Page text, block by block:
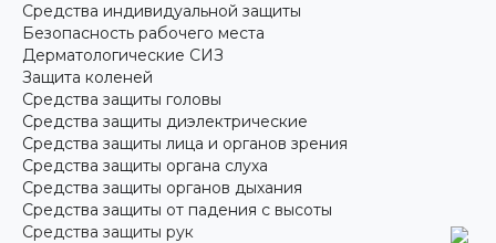
Средства индивидуальной защиты
Безопасность рабочего места
Дерматологические СИЗ
Защита коленей
Средства защиты головы
Средства защиты диэлектрические
Средства защиты лица и органов зрения
Средства защиты органа слуха
Средства защиты органов дыхания
Средства защиты от падения с высоты
Средства защиты рук